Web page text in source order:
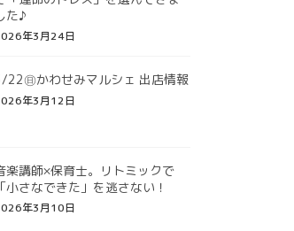
た♪
年3月24日
22㊐かわせみマルシェ 出店情報
年3月12日
楽講師×保育士。リトミックで
「小さなできた」を逃さない！
年3月10日